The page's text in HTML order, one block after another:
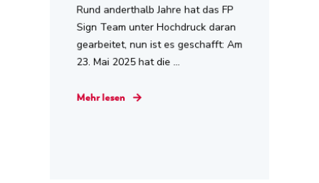
Rund anderthalb Jahre hat das FP
Sign Team unter Hochdruck daran
gearbeitet, nun ist es geschafft: Am
23. Mai 2025 hat die ...
Mehr lesen